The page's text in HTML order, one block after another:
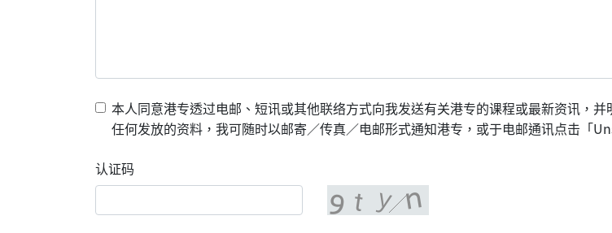
本人同意港专透过电邮、短讯或其他联络方式向我发送有关港专的课程或最新资讯，
任何发放的资料，我可随时以邮寄／传真／电邮形式通知港专，或于电邮通讯点击「
认证码